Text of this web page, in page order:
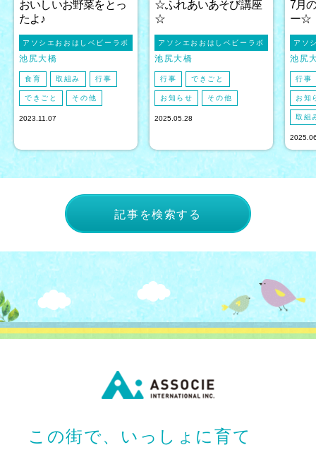
おいしいお野菜をとっ
たよ♪
アソシエおおはしベビーラボ
池尻大橋
食育 取組み 行事
できごと その他
2023.11.07
☆ふれあいあそび講座
☆
アソシエおおはしベビーラボ
池尻大橋
行事 できごと
お知らせ その他
2025.05.28
7月
ー☆
アソ
池尻
行事
お知
取組
記事を検索する
この街で、いっしょに育て